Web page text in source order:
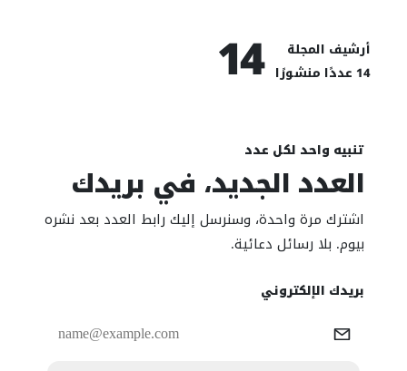
أرشيف المجلة 14 14 عددًا منشورًا
تنبيه واحد لكل عدد
العدد الجديد، في بريدك
اشترك مرة واحدة، وسنرسل إليك رابط العدد بعد نشره
بيوم. بلا رسائل دعائية.
Website
بريدك الإلكتروني